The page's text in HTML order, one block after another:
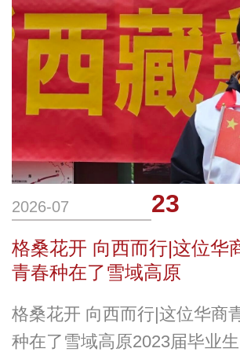
名，践行“明德、精工、求实
精神，致力于打造特色鲜明
2026-07 23
格桑花开 向西而行|这位华
青春种在了雪域高原
格桑花开 向西而行|这位华商
种在了雪域高原2023届毕业